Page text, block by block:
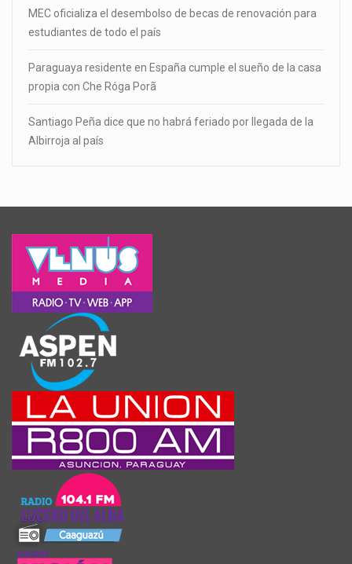
MEC oficializa el desembolso de becas de renovación para
estudiantes de todo el país
Paraguaya residente en España cumple el sueño de la casa
propia con Che Róga Porã
Santiago Peña dice que no habrá feriado por llegada de la
Albirroja al país